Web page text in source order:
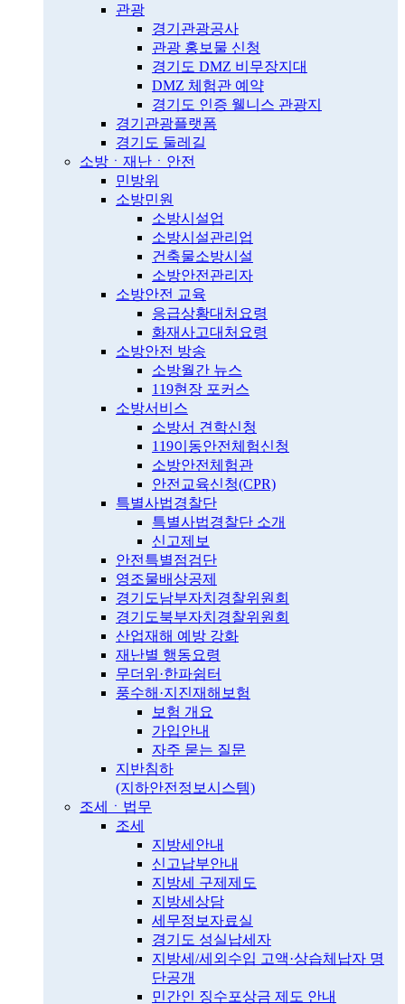
관광
경기관광공사
관광 홍보물 신청
경기도 DMZ 비무장지대
DMZ 체험관 예약
경기도 인증 웰니스 관광지
경기관광플랫폼
경기도 둘레길
소방ㆍ재난ㆍ안전
민방위
소방민원
소방시설업
소방시설관리업
건축물소방시설
소방안전관리자
소방안전 교육
응급상황대처요령
화재사고대처요령
소방안전 방송
소방월간 뉴스
119현장 포커스
소방서비스
소방서 견학신청
119이동안전체험신청
소방안전체험관
안전교육신청(CPR)
특별사법경찰단
특별사법경찰단 소개
신고제보
안전특별점검단
영조물배상공제
경기도남부자치경찰위원회
경기도북부자치경찰위원회
산업재해 예방 강화
재난별 행동요령
무더위·한파쉼터
풍수해·지진재해보험
보험 개요
가입안내
자주 묻는 질문
지반침하
(지하안전정보시스템)
조세ㆍ법무
조세
지방세안내
신고납부안내
지방세 구제제도
지방세상담
세무정보자료실
경기도 성실납세자
지방세/세외수입 고액·상습체납자 명
단공개
민간인 징수포상금 제도 안내